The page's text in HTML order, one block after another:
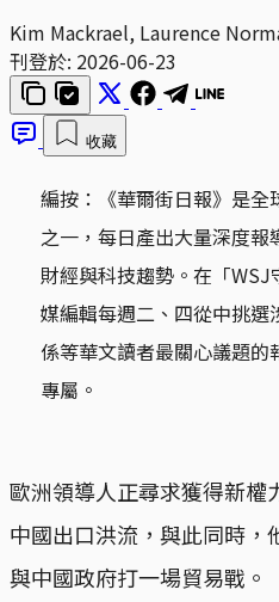
Kim Mackrael, Laurence
刊登於: 2026-06-23
收藏
編按：《華爾街日報》是全
之一，每日產出大量深度
財經與科技趨勢。在「
媒編輯每週二、四從中挑選
係等華文讀者最關心議題的
專屬。
歐洲領導人正尋求獲得新權
中國出口洪流，與此同時
與中國政府打一場貿易戰。